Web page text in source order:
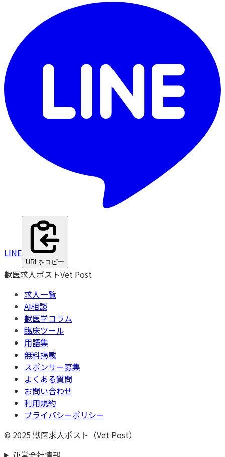
LINE
URLをコピー
獣医求人ポストVet Post
求人一覧
AI相談
獣医学コラム
臨床ツール
用語集
無料掲載
スポンサー募集
よくある質問
お問い合わせ
利用規約
プライバシーポリシー
© 2025 獣医求人ポスト（Vet Post）